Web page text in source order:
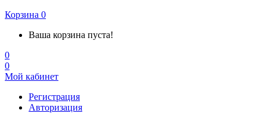
Корзина 0
Ваша корзина пуста!
0
0
Мой кабинет
Регистрация
Авторизация